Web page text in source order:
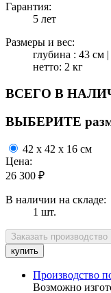
Гарантия:
5 лет
Размеры и вес:
глубина : 43 см
нетто: 2 кг
ВСЕГО В
ВЫБЕРИТЕ
42 x 42 x 16 см
Цена:
26 300 ₽
В наличии на складе:
1 шт.
Производство
Возможно